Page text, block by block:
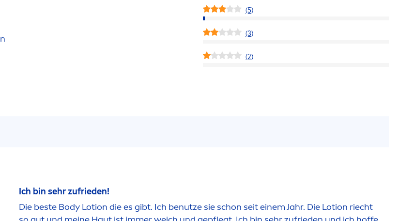
(5)
(3)
(2)
Ich bin sehr zufrieden!
Die beste Body Lotion die es gibt. Ich benutze sie schon seit einem Jahr. Die Lotion riecht